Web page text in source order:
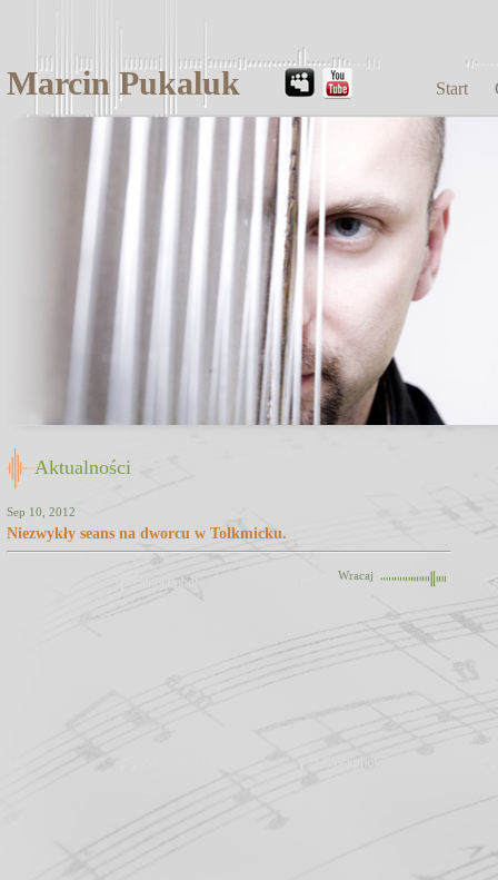
Marcin Pukaluk Start
Aktualności
Sep 10, 2012
Niezwykły seans na dworcu w Tolkmicku.
Wracaj